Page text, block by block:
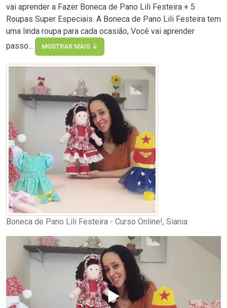
vai aprender a Fazer Boneca de Pano Lili Festeira + 5
Roupas Super Especiais. A Boneca de Pano Lili Festeira tem
uma linda roupa para cada ocasião, Você vai aprender
passo...
MOSTRAR MAIS ↓
Boneca de Pano Lili Festeira - Curso Online!, Siania
▶️